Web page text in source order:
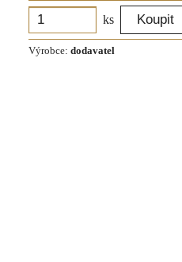
ks
Výrobce: dodavatel